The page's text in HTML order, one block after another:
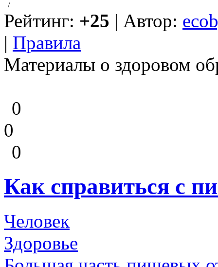
/
Рейтинг: +25 | Автор:
| Правила
Материалы о здоровом
0
0
0
Как справиться с
Человек
Здоровье